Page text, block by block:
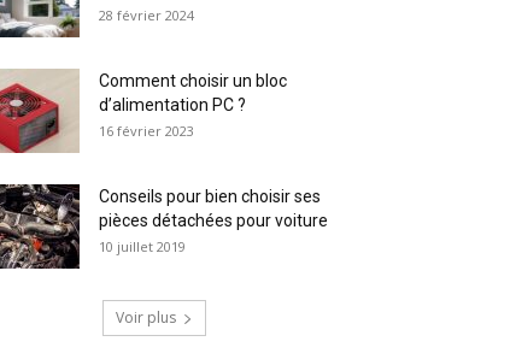
28 février 2024
Comment choisir un bloc
d’alimentation PC ?
16 février 2023
Conseils pour bien choisir ses
pièces détachées pour voiture
10 juillet 2019
Voir plus